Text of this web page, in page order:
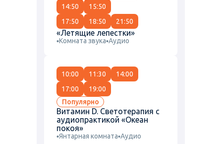
14:50
15:50
17:50
18:50 21:50
«Летящие лепестки»
Комната звука Аудио
10:00 11:30
14:00
17:00
19:00
Популярно
Витамин D. Светотерапия с
аудиопрактикой «Океан
покоя»
Янтарная комната Аудио